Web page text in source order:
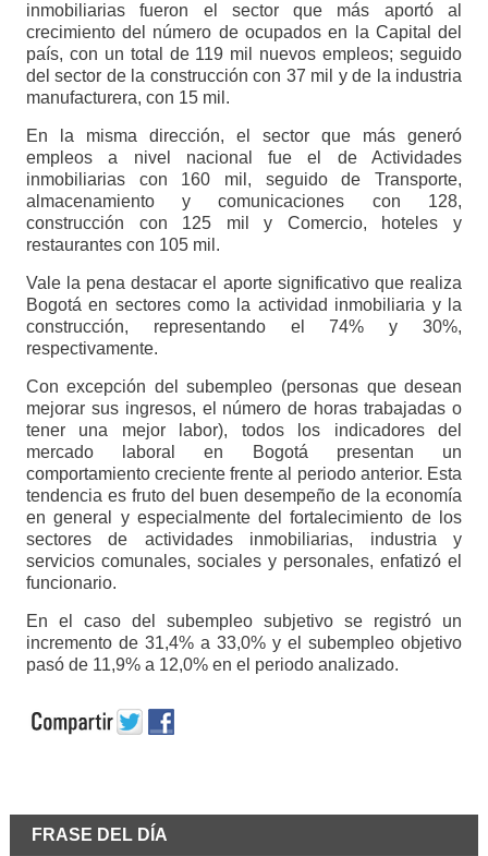
inmobiliarias fueron el sector que más aportó al
crecimiento del número de ocupados en la Capital del
país, con un total de 119 mil nuevos empleos; seguido
del sector de la construcción con 37 mil y de la industria
manufacturera, con 15 mil.
En la misma dirección, el sector que más generó
empleos a nivel nacional fue el de Actividades
inmobiliarias con 160 mil, seguido de Transporte,
almacenamiento y comunicaciones con 128,
construcción con 125 mil y Comercio, hoteles y
restaurantes con 105 mil.
Vale la pena destacar el aporte significativo que realiza
Bogotá en sectores como la actividad inmobiliaria y la
construcción, representando el 74% y 30%,
respectivamente.
Con excepción del subempleo (personas que desean
mejorar sus ingresos, el número de horas trabajadas o
tener una mejor labor), todos los indicadores del
mercado laboral en Bogotá presentan un
comportamiento creciente frente al periodo anterior. Esta
tendencia es fruto del buen desempeño de la economía
en general y especialmente del fortalecimiento de los
sectores de actividades inmobiliarias, industria y
servicios comunales, sociales y personales, enfatizó el
funcionario.
En el caso del subempleo subjetivo se registró un
incremento de 31,4% a 33,0% y el subempleo objetivo
pasó de 11,9% a 12,0% en el periodo analizado.
FRASE DEL DÍA